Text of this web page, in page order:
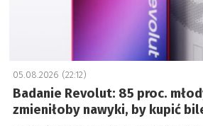
05.08.2026 (22:12)
Badanie Revolut: 85 proc.
zmieniłoby nawyki, by kupić